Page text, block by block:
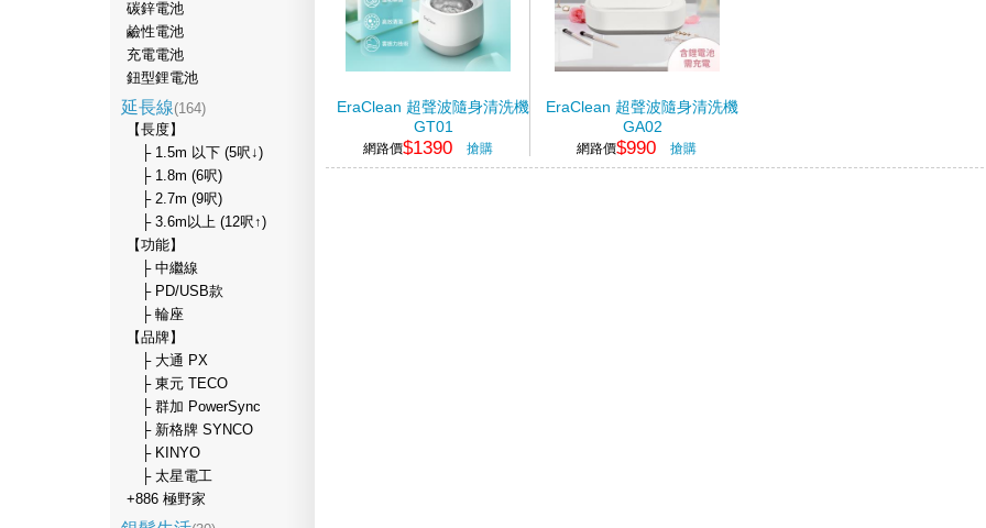
碳鋅電池
鹼性電池
充電電池
鈕型鋰電池
延長線(164)
【長度】
├ 1.5m 以下 (5呎↓)
├ 1.8m (6呎)
├ 2.7m (9呎)
├ 3.6m以上 (12呎↑)
【功能】
├ 中繼線
├ PD/USB款
├ 輪座
【品牌】
├ 大通 PX
├ 東元 TECO
├ 群加 PowerSync
├ 新格牌 SYNCO
├ KINYO
├ 太星電工
+886 極野家
EraClean 超聲波隨身清洗機
GT01
網路價$1390 搶購
EraClean 超聲波隨身清洗機
GA02
網路價$990 搶購